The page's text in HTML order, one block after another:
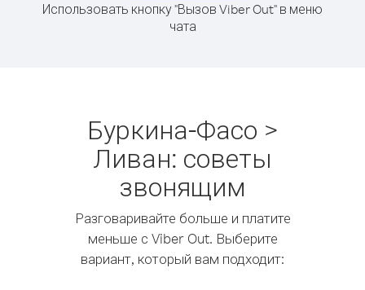
Использовать кнопку "Вызов Viber Out" в меню
чата
Буркина-Фасо >
Ливан: советы
звонящим
Разговаривайте больше и платите
меньше с Viber Out. Выберите
вариант, который вам подходит: